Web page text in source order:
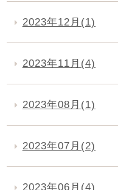
2023年12月(1)
2023年11月(4)
2023年08月(1)
2023年07月(2)
2023年06月(4)